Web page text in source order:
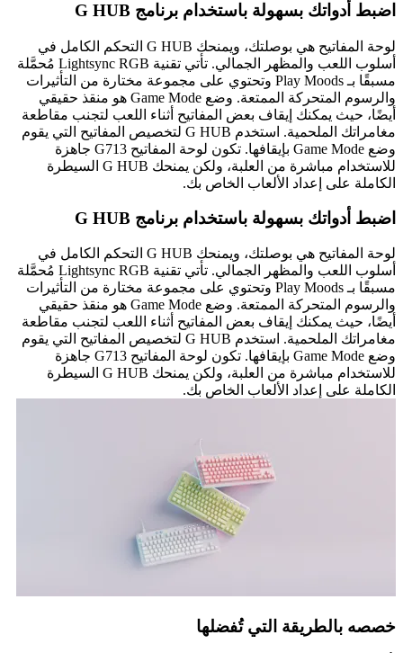
اضبط أدواتك بسهولة باستخدام برنامج G HUB
لوحة المفاتيح هي بوصلتك، ويمنحك G HUB التحكم الكامل في
أسلوب اللعب والمظهر الجمالي. تأتي تقنية Lightsync RGB مُحمَّلة
مسبقًا بـ Play Moods وتحتوي على مجموعة مختارة من التأثيرات
والرسوم المتحركة الممتعة. وضع Game Mode هو منقذ حقيقي
أيضًا، حيث يمكنك إيقاف بعض المفاتيح أثناء اللعب لتجنب مقاطعة
مغامراتك الملحمية. استخدم G HUB لتخصيص المفاتيح التي يقوم
وضع Game Mode بإيقافها. تكون لوحة المفاتيح G713 جاهزة
للاستخدام مباشرة من العلبة، ولكن يمنحك G HUB السيطرة
الكاملة على إعداد الألعاب الخاص بك.
اضبط أدواتك بسهولة باستخدام برنامج G HUB
لوحة المفاتيح هي بوصلتك، ويمنحك G HUB التحكم الكامل في
أسلوب اللعب والمظهر الجمالي. تأتي تقنية Lightsync RGB مُحمَّلة
مسبقًا بـ Play Moods وتحتوي على مجموعة مختارة من التأثيرات
والرسوم المتحركة الممتعة. وضع Game Mode هو منقذ حقيقي
أيضًا، حيث يمكنك إيقاف بعض المفاتيح أثناء اللعب لتجنب مقاطعة
مغامراتك الملحمية. استخدم G HUB لتخصيص المفاتيح التي يقوم
وضع Game Mode بإيقافها. تكون لوحة المفاتيح G713 جاهزة
للاستخدام مباشرة من العلبة، ولكن يمنحك G HUB السيطرة
الكاملة على إعداد الألعاب الخاص بك.
خصصه بالطريقة التي تُفضلها